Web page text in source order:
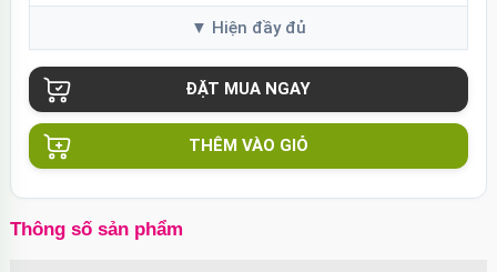
Bao cao su Sagami Xtreme White Nhật Bản
MãSGMEtrị giá120.000₫
Bao cao su Sagami Xtreme siêu mỏng hộp
10 chiếc Nhật Bản
THÊM VÀO GIỎ
Thông số sản phẩm